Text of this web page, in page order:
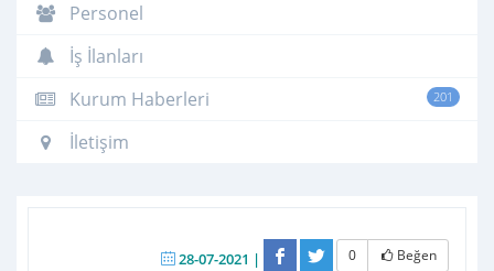
Personel
İş İlanları
201
Kurum Haberleri
İletişim
28-07-2021 | 0 Beğen